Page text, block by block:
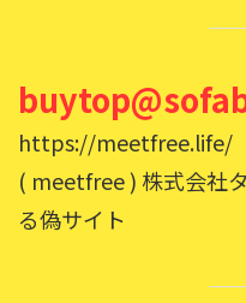
https://meetfree.life/
( meetfree ) 株式会社
る偽サイト